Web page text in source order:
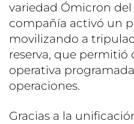
variedad Ómicron del
compañía activó un
movilizando a
reserva, que
operativa
operaciones.
Gracias a la